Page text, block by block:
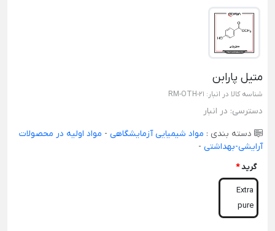
متیل پارابن
شناسه کالا در انبار: RM-OTH-21
دسترسی: در انبار
دسته بندی : مواد شیمیایی آزمایشگاهی - مواد اولیه در محصولات
آرایشی-بهداشتی -
گرید*
Extra
pure